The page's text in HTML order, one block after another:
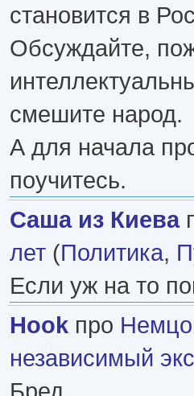
становится в
Обсуждайте,
смешите народ.
А для начала
поучитесь.
Саша из Киева
лет (Политика,
Если уж на то
Hook про
независимый
Бред.